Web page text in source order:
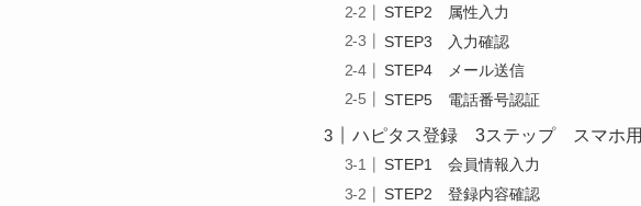
STEP2 属性入力
STEP3 入力確認
STEP4 メール送信
STEP5 電話番号認証
ハピタス登録 3ステップ スマホ用
STEP1 会員情報入力
STEP2 登録内容確認